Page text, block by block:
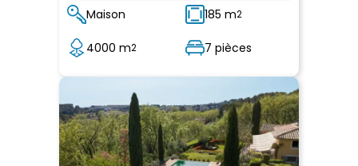
Maison 185 m2
4000 m2 7 pièces